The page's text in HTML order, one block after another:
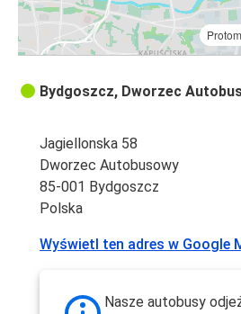
Bydgoszcz, Dworzec
Jagiellonska 58
Dworzec Autobusowy
85-001 Bydgoszcz
Polska
Wyświetl ten adres w Google
Nasze autobusy